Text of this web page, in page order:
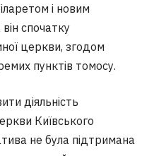
і новим
спочатку
церкви, згодом
пунктів томосу.
діяльність
Київського
не була підтримана